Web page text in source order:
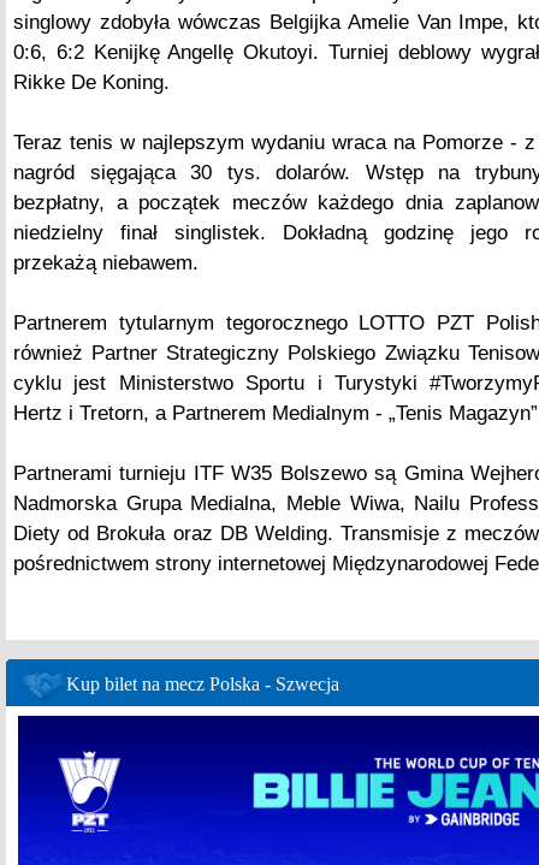
singlowy zdobyła wówczas Belgijka Amelie Van Impe,
0:6, 6:2 Kenijkę Angellę Okutoyi. Turniej deblowy
Rikke De Koning.
Teraz tenis w najlepszym wydaniu wraca na Pomorze -
nagród sięgająca 30 tys. dolarów. Wstęp na
bezpłatny, a początek meczów każdego dnia
niedzielny finał singlistek. Dokładną godzinę jego
przekażą niebawem.
Partnerem tytularnym tegorocznego LOTTO PZT
również Partner Strategiczny Polskiego Związku
cyklu jest Ministerstwo Sportu i Turystyki
Hertz i Tretorn, a Partnerem Medialnym - „Tenis
Partnerami turnieju ITF W35 Bolszewo są Gmina
Nadmorska Grupa Medialna, Meble Wiwa, Nailu
Diety od Brokuła oraz DB Welding. Transmisje z
pośrednictwem strony internetowej Międzynarodowej
Kup bilet na mecz Polska - Szwecja